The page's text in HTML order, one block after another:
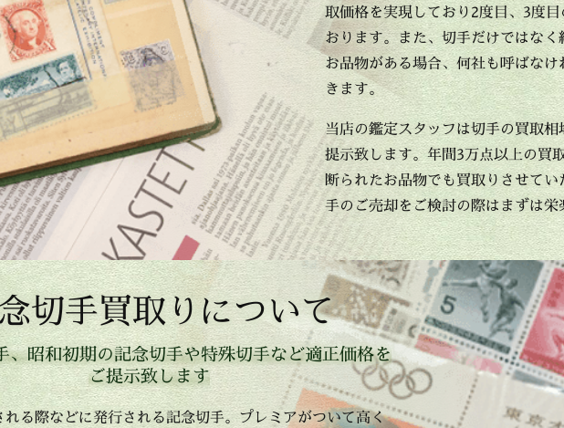
取価格を実現しており2度目、3度
おります。また、切手だけではな
お品物がある場合、何社も呼ばな
きます。
当店の鑑定スタッフは切手の買取
提示致します。年間3万点以上の買
断られたお品物でも買取りさせて
手のご売却をご検討の際はまずは
切手買取りについて
、昭和初期の記念切手や特殊切手など適正価格を
ご提示致します
れる際などに発行される記念切手。プレミアがついて高く